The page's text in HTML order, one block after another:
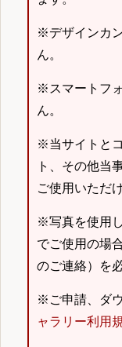
※デザインカ
ん。
※スマートフ
ん。
※当サイトと
ト、その他当
ご使用いただ
※写真を使用
でご使用の場
のご連絡）を
※ご申請、ダ
ャラリー利用